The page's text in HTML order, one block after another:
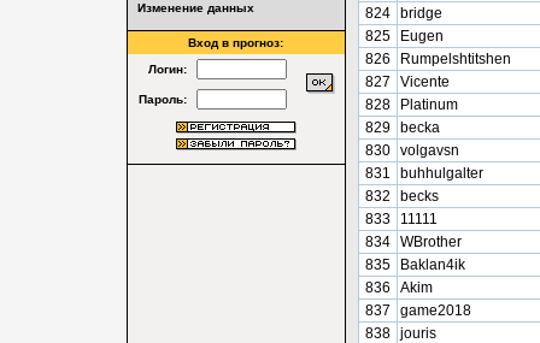
Изменение данных
Вход в прогноз:
Логин:
Пароль:
824
bridge
825
Eugen
826
Rumpelshtitshen
827
Vicente
828
Platinum
829
becka
830 volgavsn
831
buhhulgalter
832
becks
833
11111
834 WBrother
835
Baklan4ik
836
Akim
837
game2018
838 jouris